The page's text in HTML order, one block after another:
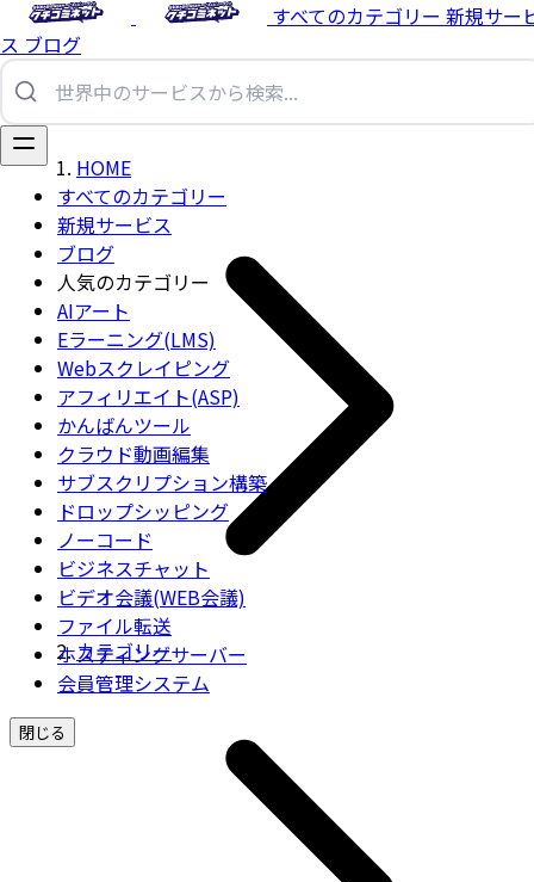
すべてのカテゴリー 新規サー
ス ブログ
すべてのカテゴリー
新規サービス
ブログ
人気のカテゴリー
AIアート
Eラーニング(LMS)
Webスクレイピング
アフィリエイト(ASP)
かんばんツール
クラウド動画編集
サブスクリプション構築
ドロップシッピング
ノーコード
ビジネスチャット
ビデオ会議(WEB会議)
ファイル転送
ホスティングサーバー
会員管理システム
閉じる
HOME
カテゴリー